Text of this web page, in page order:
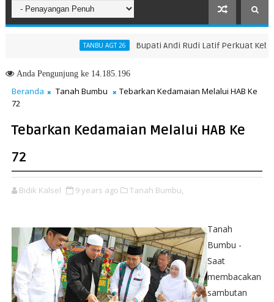
TANBU AGT 26 Bupati Andi Rudi Latif Perkuat
Menuju Masa Depan yang Lebih Hijau dan Gemilang
AndaPengunjung ke 14.185.196
Beranda Tanah Bumbu
Tebarkan Kedamaian Melalui HAB Ke
72
Tebarkan Kedamaian Melalui HAB Ke
72
Bidik Kalsel 9 years ago Tanah Bumbu,
Tanah
Bumbu -
Saat
membacakan
sambutan